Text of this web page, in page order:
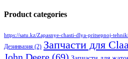
Product categories
https://satu.kz/Zapasnye-chasti-dlya-pritsepnoj-tehniki
Дезинвазия (2) Запчасти для